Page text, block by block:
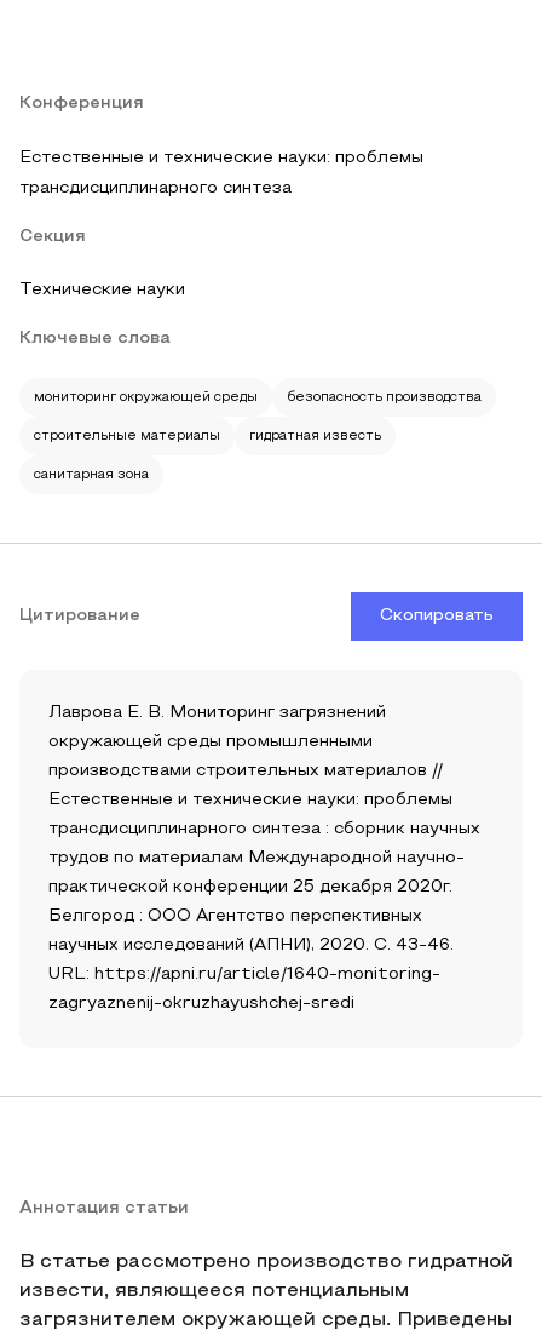
Конференция
Естественные и технические науки: проблемы
трансдисциплинарного синтеза
Секция
Технические науки
Ключевые слова
мониторинг окружающей среды безопасность производства
строительные материалы гидратная известь
санитарная зона
Цитирование Скопировать
Лаврова Е. В. Мониторинг загрязнений
окружающей среды промышленными
производствами строительных материалов //
Естественные и технические науки: проблемы
трансдисциплинарного синтеза : сборник научных
трудов по материалам Международной научно-
практической конференции 25 декабря 2020г.
Белгород : ООО Агентство перспективных
научных исследований (АПНИ), 2020. С. 43-46.
URL: https://apni.ru/article/1640-monitoring-
zagryaznenij-okruzhayushchej-sredi
Аннотация статьи
В статье рассмотрено производство гидратной
извести, являющееся потенциальным
загрязнителем окружающей среды. Приведены